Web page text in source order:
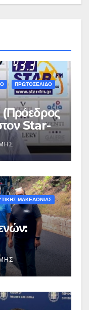
ΠΡΩΤΟΣΕΛΙΔΟ
(Πρόεδρος
Star-
Σάββατο
!» –
ΜΑΚΕΔΟΝΙΑΣ